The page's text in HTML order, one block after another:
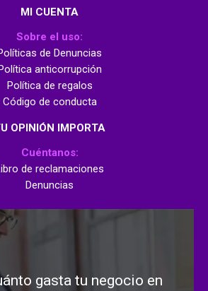
MI CUENTA
Sobre el uso:
de Denuncias
anticorrupción
Política de regalos
Código de conducta
OPINIÓN IMPORTA
Cuéntanos:
de reclamaciones
Denuncias
gasta tu negocio en